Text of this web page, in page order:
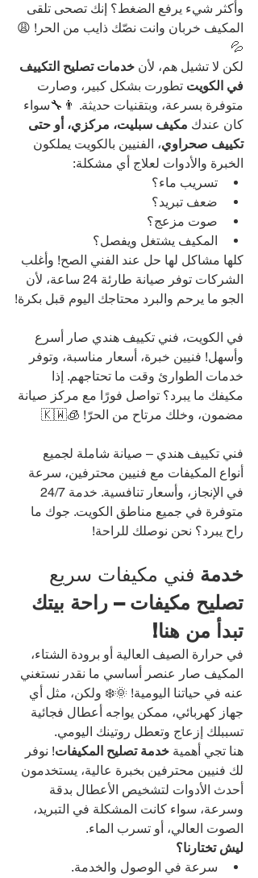
وأكثر شيء يرفع الضغط؟ إنك تصحى تلقى
المكيف خربان وانت نصّك ذايب من الحر! 😩
💦
لكن لا تشيل هم، لأن خدمات تصليح التكييف
في الكويت تطورت بشكل كبير، وصارت
متوفرة بسرعة، وبتقنيات حديثة. 👨‍🔧سواء
كان عندك مكيف سبليت، مركزي، أو حتى
تكييف صحراوي، الفنيين بالكويت يملكون
الخبرة والأدوات لعلاج أي مشكلة:
تسريب ماء؟
ضعف تبريد؟
صوت مزعج؟
المكيف يشتغل ويفصل؟
كلها مشاكل لها حل عند الفني الصح! وأغلب
الشركات توفر صيانة طارئة 24 ساعة، لأن
الجو ما يرحم والبرد محتاجك اليوم قبل بكرة!
في الكويت، فني تكييف هندي صار أسرع
وأسهل! فنيين خبرة، أسعار مناسبة، وتوفر
خدمات الطوارئ وقت ما تحتاجهم. إذا
مكيفك ما يبرد؟ تواصل فورًا مع مركز صيانة
مضمون، وخلك مرتاح من الحرّ! 🧊🇰🇼
فني تكييف هندي – صيانة شاملة لجميع
أنواع المكيفات مع فنيين محترفين، سرعة
متوفرة في جميع مناطق الكويت. جوك ما
راح يبرد؟ نحن نوصلك للراحة!
خدمة فني مكيفات سريع
تصليح مكيفات – راحة بيتك
تبدأ من هنا!
في حرارة الصيف العالية أو برودة الشتاء،
المكيف صار عنصر أساسي ما نقدر نستغني
عنه في حياتنا اليومية! 🌞❄️ ولكن، مثل أي
جهاز كهربائي، ممكن يواجه أعطال فجائية
تسببلك إزعاج وتعطل روتينك اليومي.
هنا تجي أهمية خدمة تصليح المكيفات! نوفر
لك فنيين محترفين بخبرة عالية، يستخدمون
أحدث الأدوات لتشخيص الأعطال بدقة
وسرعة، سواء كانت المشكلة في التبريد،
الصوت العالي، أو تسرب الماء.
ليش تختارنا؟
سرعة في الوصول والخدمة.